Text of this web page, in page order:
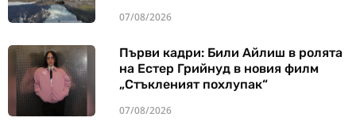
07/08/2026
Първи кадри: Били Айлиш в ролята
на Естер Грийнуд в новия филм
„Стъкленият похлупак“
07/08/2026